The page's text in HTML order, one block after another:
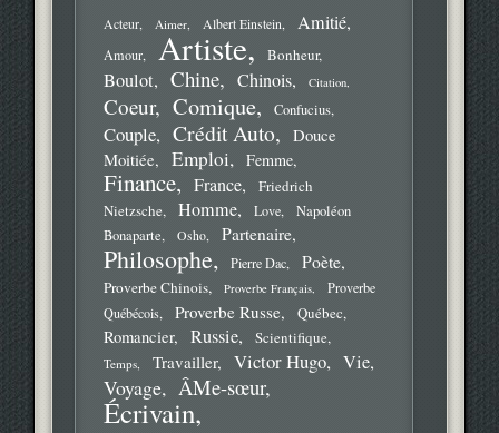
Acteur Aimer Albert Einstein Amitié
Amour Artiste Bonheur
Boulot Chine Chinois Citation
Coeur Comique Confucius
Couple Crédit Auto
Douce
Moitiée
Emploi Femme
Finance France
Friedrich
Nietzsche
Homme Love
Napoléon
Bonaparte
Osho Partenaire
Philosophe Pierre Dac Poète
Proverbe Chinois Proverbe Français
Proverbe
Québécois
Proverbe Russe Québec
Romancier Russie Scientifique
Temps Travailler Victor Hugo Vie
Voyage ÂMe-sœur
Écrivain